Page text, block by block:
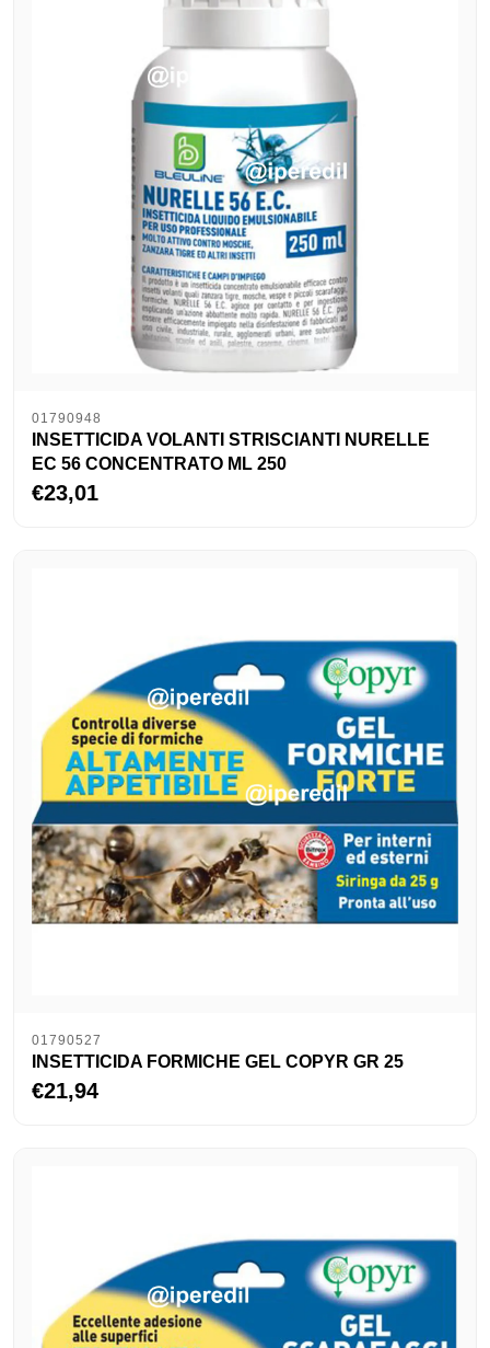
01790948
INSETTICIDA VOLANTI STRISCIANTI NURELLE
EC 56 CONCENTRATO ML 250
€23,01
01790527
INSETTICIDA FORMICHE GEL COPYR GR 25
€21,94